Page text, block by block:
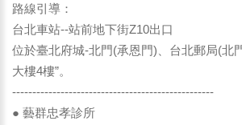
路線引導：
台北車站--站前地下街Z10出口
位於臺北府城-北門(承恩門)、台北郵局(北
大樓4樓”。
--------------------------------------------------
● 藝群忠孝診所